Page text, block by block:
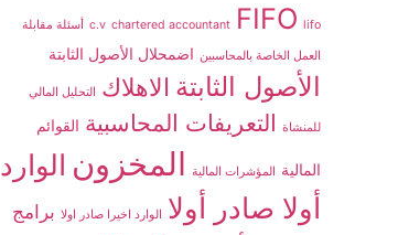
c.v chartered accountant FIFO lifo أسئلة مقابلة
العمل الخاصة بالمحاسبين اضمحلال الأصول الثابتة
الأصول الثابتة الاهلاك التحليل المالي
للمنشاة التعريفات المحاسبية القوائم
المالية المؤشرات المالية المخزون الوارد
أولا صادر أولا الوارد اخيرا صادر اولا برامج